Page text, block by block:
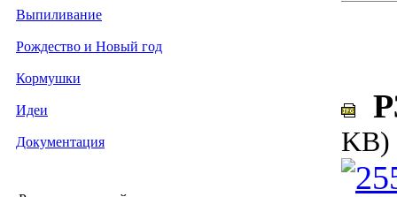
Выпиливание
Рождество и Новый год
Кормушки
Идеи
Документация KB)